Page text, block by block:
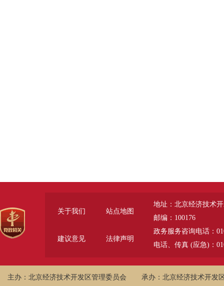
关于我们 站点地图
建议意见 法律声明
地址：北京经济技术
邮编：100176
政务服务咨询电话：
电话、传真 (应急)：
主办：北京经济技术开发区管理委员会 承办：北京经济技术开发